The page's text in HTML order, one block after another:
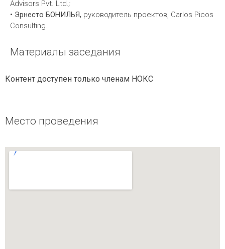
Advisors Pvt. Ltd. ;
• Эрнесто БОНИЛЬЯ, руководитель проектов, Carlos Picos
Consulting.
Материалы заседания
Контент доступен только членам НОКС
Место проведения